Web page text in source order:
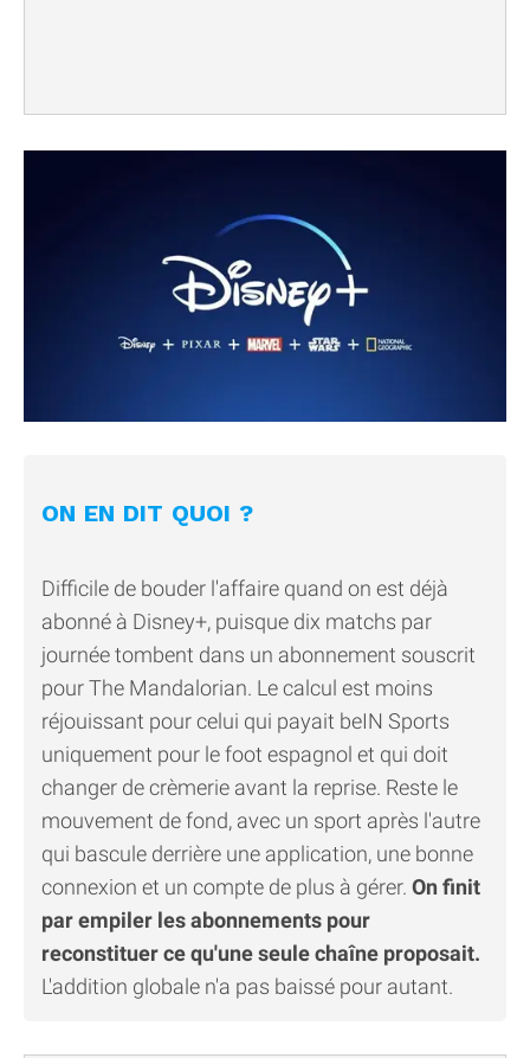
ON EN DIT QUOI ?
Difficile de bouder l'affaire quand on est déjà
abonné à Disney+, puisque dix matchs par
journée tombent dans un abonnement souscrit
pour The Mandalorian. Le calcul est moins
réjouissant pour celui qui payait beIN Sports
uniquement pour le foot espagnol et qui doit
changer de crèmerie avant la reprise. Reste le
mouvement de fond, avec un sport après l'autre
qui bascule derrière une application, une bonne
connexion et un compte de plus à gérer. On finit
par empiler les abonnements pour
reconstituer ce qu'une seule chaîne proposait.
L'addition globale n'a pas baissé pour autant.